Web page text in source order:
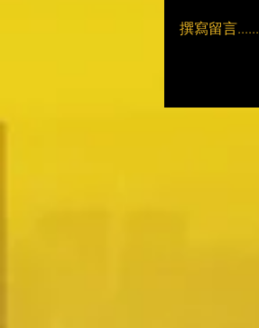
撰寫留言......